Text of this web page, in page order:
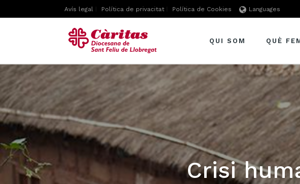
Avís legal Política de privacitat Política de Cookies Languages
QUI SOM QUÈ
Crisi